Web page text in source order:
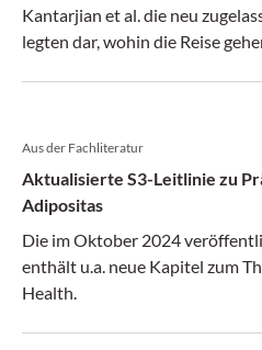
Kantarjian et al. die neu
legten dar, wohin die Reise
Aus der Fachliteratur
Aktualisierte S3-Leitlinie zu
Adipositas
Die im Oktober 2024
enthält u.a. neue Kapitel zum
Health.